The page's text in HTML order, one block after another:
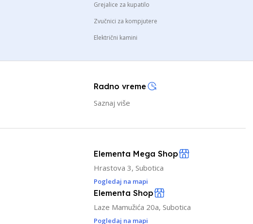
Grejalice za kupatilo
Zvučnici za kompjutere
Električni kamini
Radno vreme
Saznaj više
Elementa Mega Shop
Hrastova 3, Subotica
Pogledaj na mapi
Elementa Shop
Laze Mamužića 20a, Subotica
Pogledaj na mapi